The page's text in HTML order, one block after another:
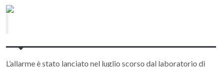
L’allarme è stato lanciato nel luglio scorso dal laboratorio di